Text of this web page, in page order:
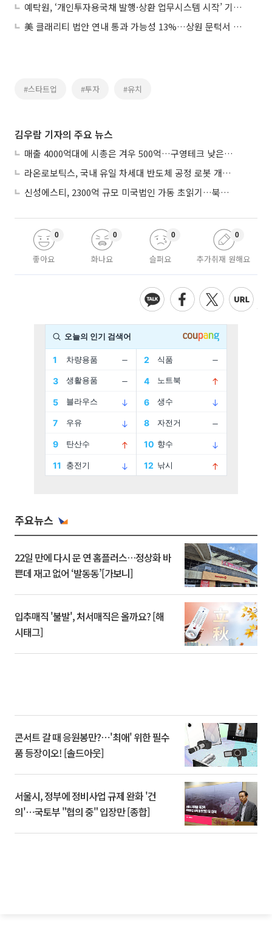
예탁원, ‘개인투자용국채 발행·상환 업무시스템 시작’ 기념식 개최
美 클래리티 법안 연내 통과 가능성 13%…상원 문턱서 제동
#스타트업 #투자 #유치
김우람 기자의 주요 뉴스
매출 4000억대에 시총은 겨우 500억…구영테크 낮은 몸값에 저가 승계 마무리
라온로보틱스, 국내 유일 차세대 반도체 공정 로봇 개발 ‘고객사 테스트 진행’
신성에스티, 2300억 규모 미국법인 가동 초읽기…북미 ESS 공략 본격화
좋아요
0
화나요
0
슬퍼요
0
추가취재 원해요
0
주요뉴스
22일 만에 다시 문 연 홈플러스…정상화 바
쁜데 재고 없어 ‘발동동’[가보니]
입추매직 '불발', 처서매직은 올까요? [해
시태그]
콘서트 갈 때 응원봉만?⋯'최애' 위한 필수
품 등장이오! [솔드아웃]
서울시, 정부에 정비사업 규제 완화 '건
의'⋯국토부 "협의 중" 입장만 [종합]